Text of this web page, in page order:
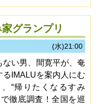
グランプリ
(水)21:00
い男、間寛平が、奄
IMALUを案内人にむ
“帰りたくなるすみ
徹底調査！全国を巡